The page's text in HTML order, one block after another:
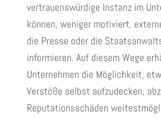
vertrauenswürdige Instanz im
können, weniger motiviert,
die Presse oder die
informieren. Auf diesem Wege
Unternehmen die Möglichkeit,
Verstöße selbst aufzudecken,
Reputationsschäden